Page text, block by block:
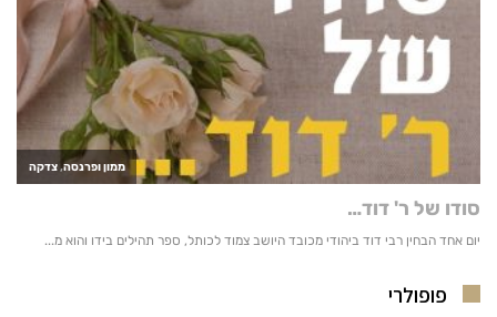
פופולרי